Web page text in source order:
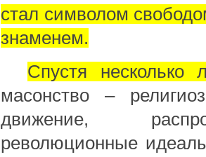
стал символом
знаменем.
Спустя несколько
масонство –
движение,
революционные